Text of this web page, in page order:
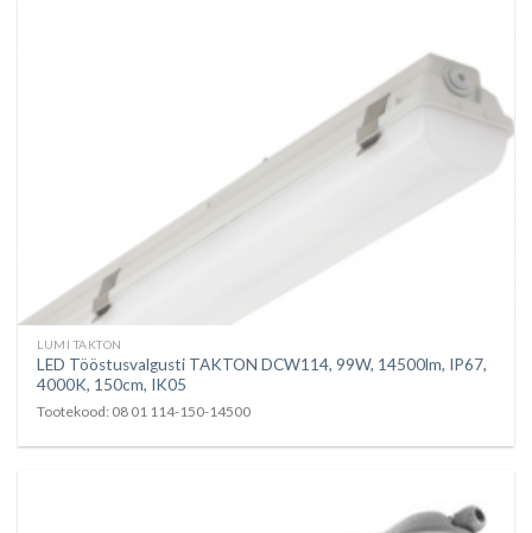
LUMI TAKTON
LED Tööstusvalgusti TAKTON DCW114, 99W, 14500lm, IP67,
4000K, 150cm, IK05
Tootekood: 08 01 114-150-14500